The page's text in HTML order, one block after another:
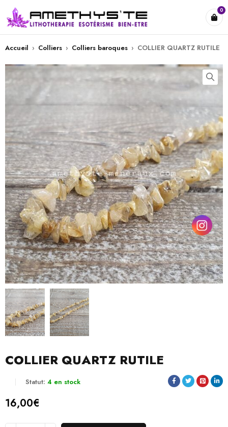
0
Accueil › Colliers › Colliers baroques › COLLIER QUARTZ RUTILE
COLLIER QUARTZ RUTILE
Statut: 4 en stock
16,00€